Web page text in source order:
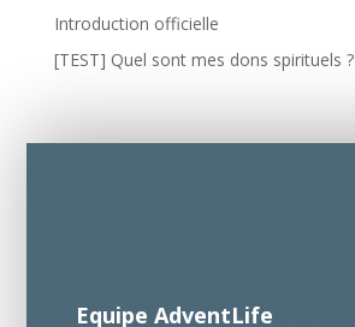
Introduction officielle
[TEST] Quel sont mes dons spirituels ?
Equipe AdventLife